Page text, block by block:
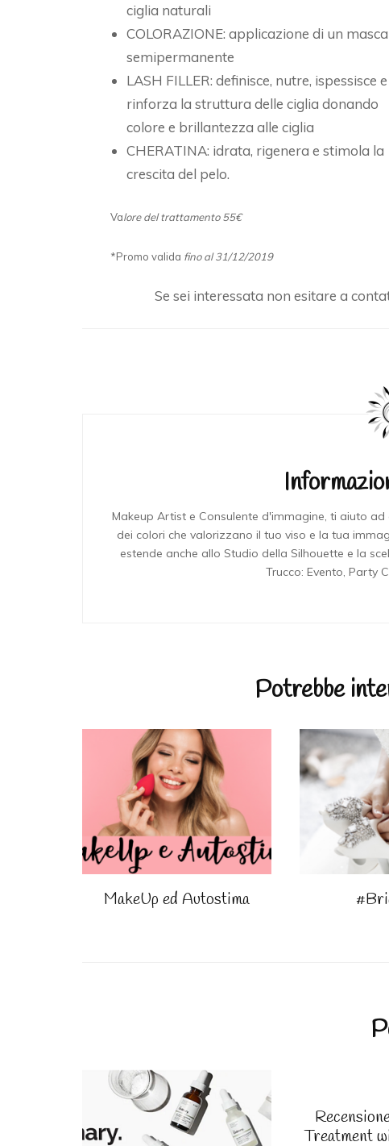
ciglia naturali
COLORAZIONE: applicazione di un
semipermanente
LASH FILLER: definisce, nutre, ispessisce e
rinforza la struttura delle ciglia donando
colore e brillantezza alle ciglia
CHERATINA: idrata, rigenera e stimola la
crescita del pelo.
Valore del trattamento 55€
*Promo valida fino al 31/12/2019
Se sei interessata non esitare a
Makeup Artist e Consulente d'immagine, ti aiuto
dei colori che valorizzano il tuo viso e la tua
estende anche allo Studio della Silhouette e la
Trucco: Evento, Party
Potrebbe
MakeUp ed Autostima
Treatment